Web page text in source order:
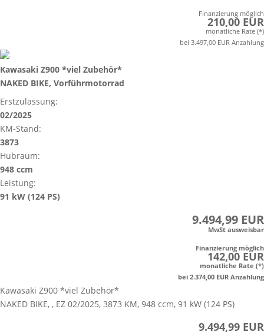
Finanzierung möglich
210,00 EUR
monatliche Rate (*)
bei 3.497,00 EUR Anzahlung
Kawasaki Z900 *viel Zubehör*
NAKED BIKE, Vorführmotorrad
Erstzulassung:
02/2025
KM-Stand:
3873
Hubraum:
948 ccm
Leistung:
91 kW (124 PS)
9.494,99 EUR
MwSt ausweisbar
Finanzierung möglich
142,00 EUR
monatliche Rate (*)
bei 2.374,00 EUR Anzahlung
Kawasaki Z900 *viel Zubehör*
NAKED BIKE, , EZ 02/2025, 3873 KM, 948 ccm, 91 kW (124 PS)
9.494,99 EUR